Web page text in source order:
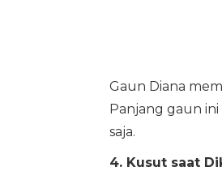
Gaun Diana
Panjang gaun
saja.
4. Kusut saat